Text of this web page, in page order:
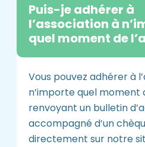
Puis-je adhérer à
l’association à
quel moment de
Vous pouvez adhérer à
n’importe quel moment
renvoyant un bulletin
accompagné d’un
directement sur notre